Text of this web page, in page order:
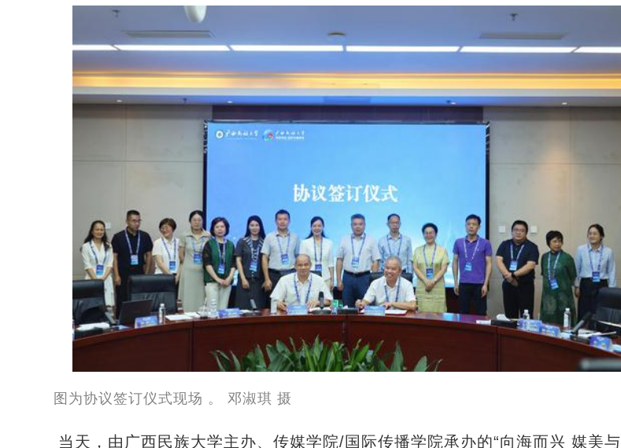
图为协议签订仪式现场 。 邓淑琪 摄
当天，由广西民族大学主办、传媒学院/国际传播学院承办的“向海而兴 媒美与